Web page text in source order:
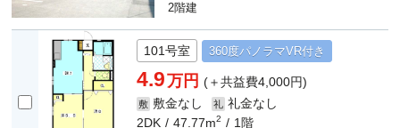
2階建
101号室 360度パノラマVR付き
4.9万円(＋共益費4,000円)
敷 敷金なし 礼 礼金なし
2DK
47.77m2 1階